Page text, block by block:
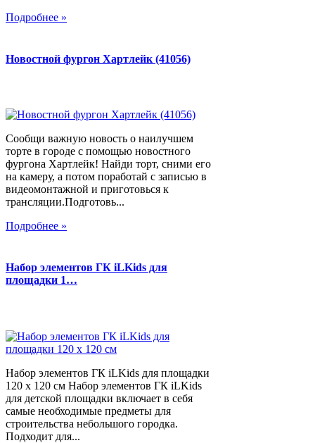
Подробнее »
Новостной фургон Хартлейк (41056)
Сообщи важную новость о наилучшем
торте в городе с помощью новостного
фургона Хартлейк! Найди торт, сними его
на камеру, а потом поработай с записью в
видеомонтажной и приготовься к
трансляции.Подготовь...
Подробнее »
Набор элементов ГК iLKids для
площадки 1…
Набор элементов ГК iLKids для площадки
120 х 120 см Набор элементов ГК iLKids
для детской площадки включает в себя
самые необходимые предметы для
строительства небольшого городка.
Подходит для...